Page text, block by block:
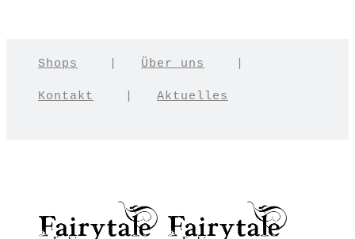
Shops Über uns
Kontakt Aktuelles